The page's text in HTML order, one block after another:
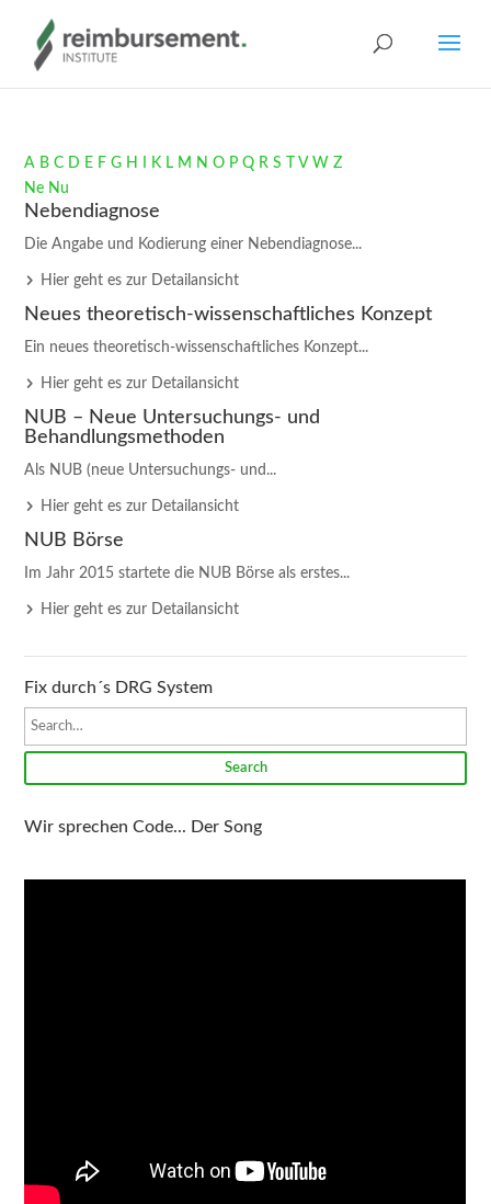
A B C D E F G H K L M N O P Q R S V W Z
Ne Nu
Nebendiagnose
Die Angabe und Kodierung einer Nebendiagnose...
Hier geht es zur Detailansicht
Neues theoretisch-wissenschaftliches Konzept
Ein neues theoretisch-wissenschaftliches Konzept...
Hier geht es zur Detailansicht
NUB – Neue Untersuchungs- und
Behandlungsmethoden
Als NUB (neue Untersuchungs- und...
Hier geht es zur Detailansicht
NUB Börse
Im Jahr 2015 startete die NUB Börse als erstes...
Hier geht es zur Detailansicht
Fix durch´s DRG System
Search
Wir sprechen Code... Der Song